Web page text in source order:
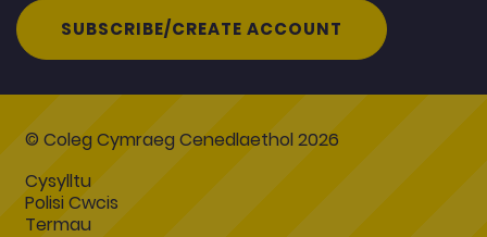
SUBSCRIBE/CREATE ACCOUNT
© Coleg Cymraeg Cenedlaethol 2026
Cysylltu
Polisi Cwcis
Termau